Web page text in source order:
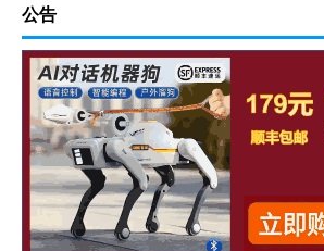
公告